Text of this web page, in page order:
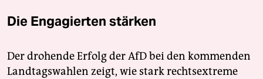
Die Engagierten stärken
Der drohende Erfolg der AfD bei den kommenden
Landtagswahlen zeigt, wie stark rechtsextreme